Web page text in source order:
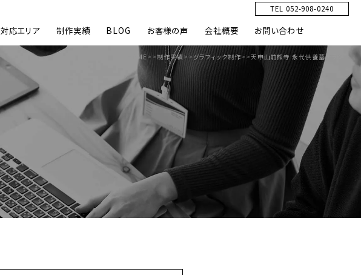
対応エリア 制作実績 BLOG お客様の声 会社概要 お問い合わせ
TEL 052-908-0240
HOME>>制作実績>>グラフィック制作>>天申山前熊寺 永代供養墓チラシ